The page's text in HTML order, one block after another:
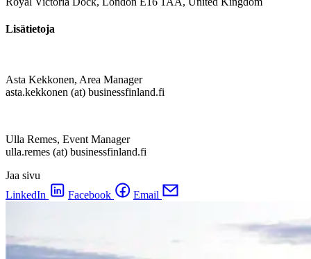
Lisätietoja
Asta Kekkonen, Area Manager
asta.kekkonen (at) businessfinland.fi
Ulla Remes, Event Manager
ulla.remes (at) businessfinland.fi
Jaa sivu
LinkedIn
Facebook Email